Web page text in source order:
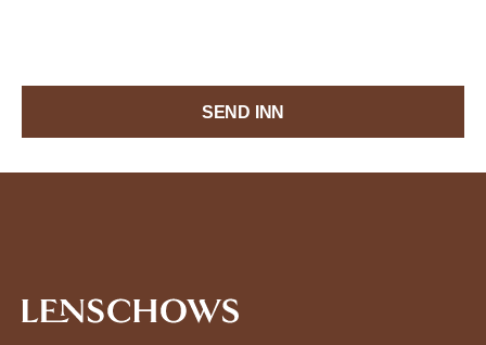
SEND INN